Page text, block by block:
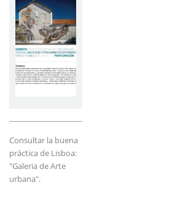
Consultar la buena
práctica de Lisboa:
"Galeria de Arte
urbana".